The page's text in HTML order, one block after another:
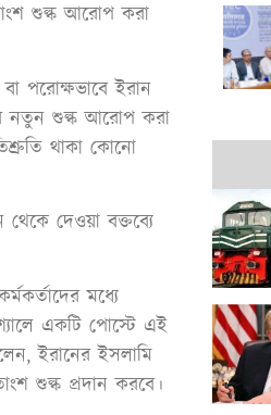
শুল্ক আরোপ করা
পরোক্ষভাবে ইরান
নতুন শুল্ক আরোপ করা
থাকা কোনো
দেওয়া বক্তব্যে
মধ্যে
একটি পোস্টে এই
ইরানের ইসলামি
শুল্ক প্রদান করবে।